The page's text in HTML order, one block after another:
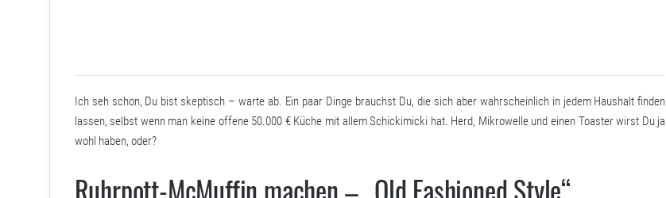
Ich seh schon, Du bist skeptisch – warte ab. Ein paar Dinge brauchst Du, die sich aber wahrscheinlich in jedem Haushalt finden
lassen, selbst wenn man keine offene 50.000 € Küche mit allem Schickimicki hat. Herd, Mikrowelle und einen Toaster wirst Du ja
wohl haben, oder?
Ruhrpott-McMuffin machen – „Old Fashioned Style“..